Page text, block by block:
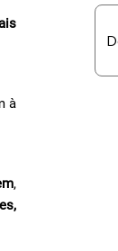
à
,